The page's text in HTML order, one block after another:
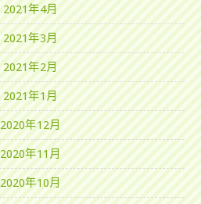
2021年4月
2021年3月
2021年2月
2021年1月
2020年12月
2020年11月
2020年10月